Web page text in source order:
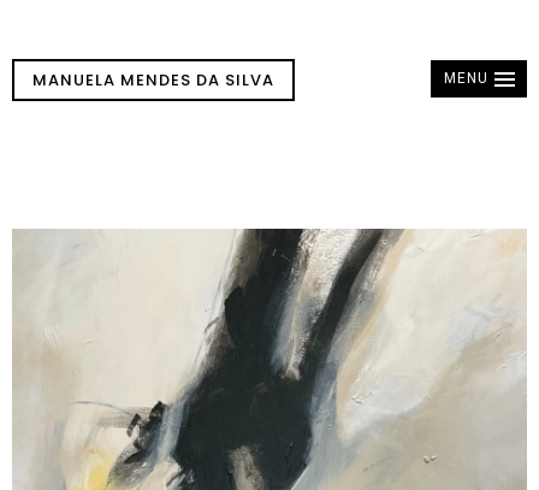
MENU
MANUELA MENDES DA SILVA